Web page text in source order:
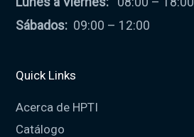
Sábados: 09:00 – 12:00
Quick Links
Acerca de HPTI
Catálogo